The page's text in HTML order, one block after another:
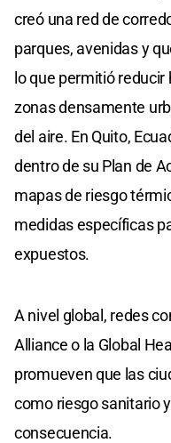
creó una red de
parques, avenidas y
lo que permitió reducir
zonas densamente
del aire. En Quito,
dentro de su Plan de
mapas de riesgo
medidas específicas
expuestos.
A nivel global, redes
Alliance o la Global
promueven que las
como riesgo sanitario
consecuencia.